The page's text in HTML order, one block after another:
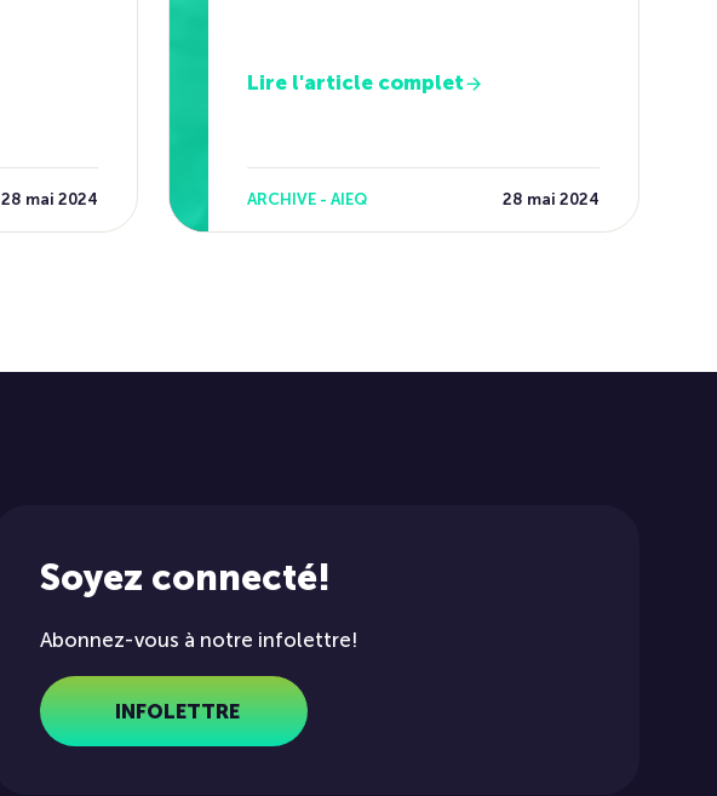
28 mai 2024
Lire l'article complet
ARCHIVE - AIEQ 28 mai 2024
Soyez connecté!
Abonnez-vous à notre infolettre!
INFOLETTRE